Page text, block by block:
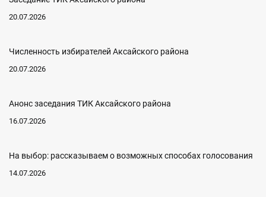
20.07.2026
Численность избирателей Аксайского района
20.07.2026
Анонс заседания ТИК Аксайского района
16.07.2026
На выбор: рассказываем о возможных способах голосования
14.07.2026